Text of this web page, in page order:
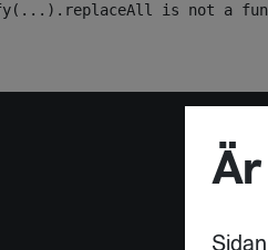
is not a